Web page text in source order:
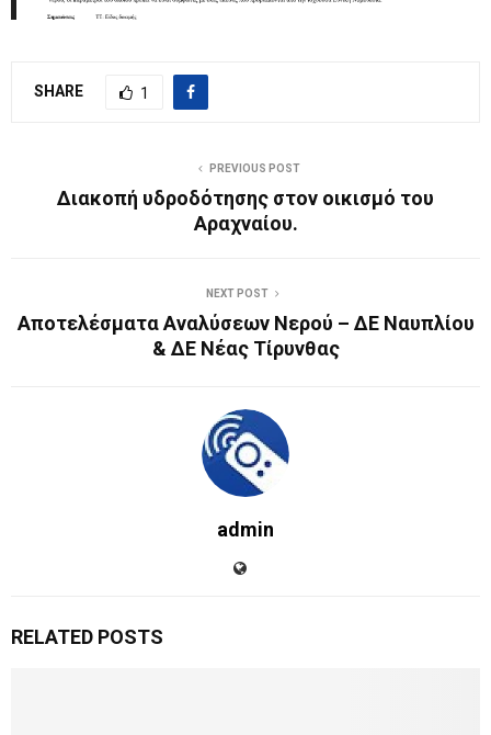
SHARE 1
PREVIOUS POST
Διακοπή υδροδότησης στον οικισμό του
Αραχναίου.
NEXT POST
Αποτελέσματα Αναλύσεων Νερού – ΔΕ Ναυπλίου
& ΔΕ Νέας Τίρυνθας
admin
RELATED POSTS